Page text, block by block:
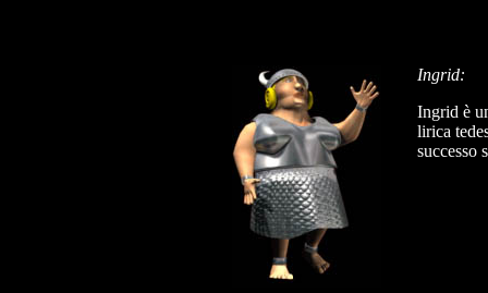
Ingrid:
Ingrid è
lirica
successo